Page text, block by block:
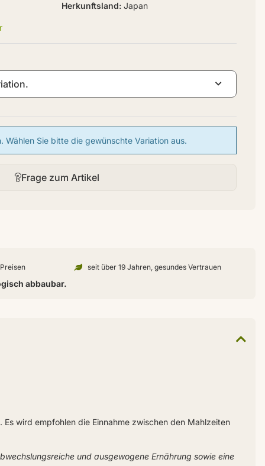
Herkunftsland Japan
Frage zum Artikel
Wählen Sie bitte die gewünschte Variation aus.
seit über 19 Jahren, gesundes Vertrauen
abbaubar.
wird empfohlen die Einnahme zwischen den Mahlzeiten
und ausgewogene Ernährung sowie eine